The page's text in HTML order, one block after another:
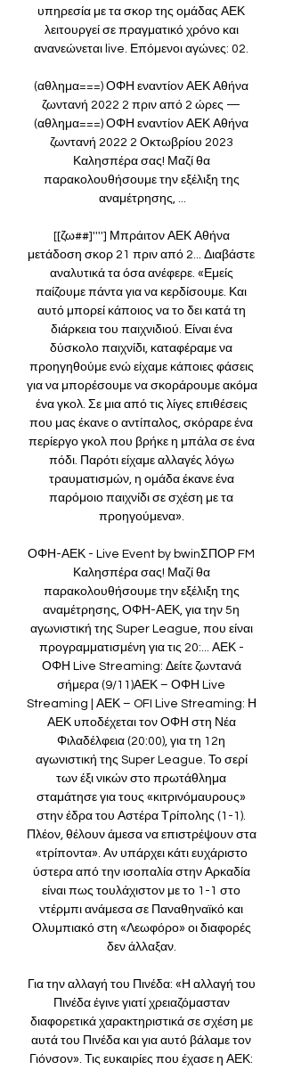
υπηρεσία με τα σκορ της ομάδας ΑΕΚ
λειτουργεί σε πραγματικό χρόνο και
ανανεώνεται live. Επόμενοι αγώνες: 02.
(αθλημα===) ΟΦΗ εναντίον ΑΕΚ Αθήνα
ζωντανή 2022 2 πριν από 2 ώρες —
(αθλημα===) ΟΦΗ εναντίον ΑΕΚ Αθήνα
ζωντανή 2022 2 Οκτωβρίου 2023
Καλησπέρα σας! Μαζί θα
παρακολουθήσουμε την εξέλιξη της
αναμέτρησης, ...
[[ζω##]''''] Μπράιτον ΑΕΚ Αθήνα
μετάδοση σκορ 21 πριν από 2... Διαβάστε
αναλυτικά τα όσα ανέφερε. «Εμείς
παίζουμε πάντα για να κερδίσουμε. Και
αυτό μπορεί κάποιος να το δει κατά τη
διάρκεια του παιχνιδιού. Είναι ένα
δύσκολο παιχνίδι, καταφέραμε να
προηγηθούμε ενώ είχαμε κάποιες φάσεις
για να μπορέσουμε να σκοράρουμε ακόμα
ένα γκολ. Σε μια από τις λίγες επιθέσεις
που μας έκανε ο αντίπαλος, σκόραρε ένα
περίεργο γκολ που βρήκε η μπάλα σε ένα
πόδι. Παρότι είχαμε αλλαγές λόγω
τραυματισμών, η ομάδα έκανε ένα
παρόμοιο παιχνίδι σε σχέση με τα
προηγούμενα».
ΟΦΗ-ΑΕΚ - Live Event by bwinΣΠΟΡ FM
Καλησπέρα σας! Μαζί θα
παρακολουθήσουμε την εξέλιξη της
αναμέτρησης, ΟΦΗ-ΑΕΚ, για την 5η
αγωνιστική της Super League, που είναι
προγραμματισμένη για τις 20:... ΑΕΚ -
ΟΦΗ Live Streaming: Δείτε ζωντανά
σήμερα (9/11)ΑΕΚ – ΟΦΗ Live
Streaming | ΑΕΚ – OFI Live Streaming: Η
ΑΕΚ υποδέχεται τον ΟΦΗ στη Νέα
Φιλαδέλφεια (20:00), για τη 12η
αγωνιστική της Super League. Το σερί
των έξι νικών στο πρωτάθλημα
σταμάτησε για τους «κιτρινόμαυρους»
στην έδρα του Αστέρα Τρίπολης (1-1).
Πλέον, θέλουν άμεσα να επιστρέψουν στα
«τρίποντα». Αν υπάρχει κάτι ευχάριστο
ύστερα από την ισοπαλία στην Αρκαδία
είναι πως τουλάχιστον με το 1-1 στο
ντέρμπι ανάμεσα σε Παναθηναϊκό και
Ολυμπιακό στη «Λεωφόρο» οι διαφορές
δεν άλλαξαν.
Για την αλλαγή του Πινέδα: «Η αλλαγή του
Πινέδα έγινε γιατί χρειαζόμασταν
διαφορετικά χαρακτηριστικά σε σχέση με
αυτά του Πινέδα και για αυτό βάλαμε τον
Γιόνσον». Τις ευκαιρίες που έχασε η ΑΕΚ: